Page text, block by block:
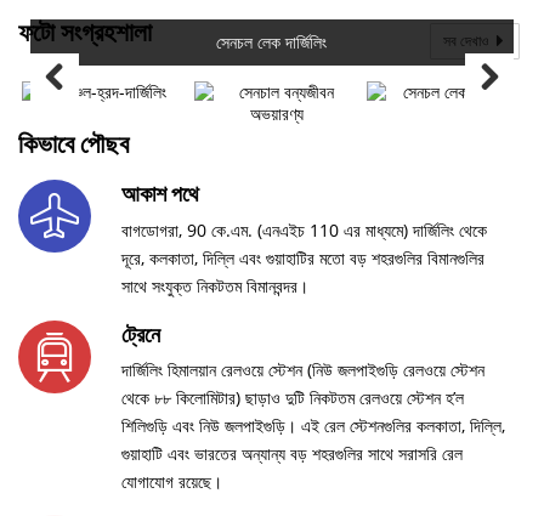
ফটো সংগ্রহশালা সব দেখাও
সেনচল লেক দার্জিলিং
কিভাবে পৌছব
আকাশ পথে
বাগডোগরা, 90 কে.এম. (এনএইচ 110 এর মাধ্যমে) দার্জিলিং থেকে
দূরে, কলকাতা, দিল্লি এবং গুয়াহাটির মতো বড় শহরগুলির বিমানগুলির
সাথে সংযুক্ত নিকটতম বিমানবন্দর।
ট্রেনে
দার্জিলিং হিমালয়ান রেলওয়ে স্টেশন (নিউ জলপাইগুড়ি রেলওয়ে স্টেশন
থেকে ৮৮ কিলোমিটার) ছাড়াও দুটি নিকটতম রেলওয়ে স্টেশন হ’ল
শিলিগুড়ি এবং নিউ জলপাইগুড়ি। এই রেল স্টেশনগুলির কলকাতা, দিল্লি,
গুয়াহাটি এবং ভারতের অন্যান্য বড় শহরগুলির সাথে সরাসরি রেল
যোগাযোগ রয়েছে।